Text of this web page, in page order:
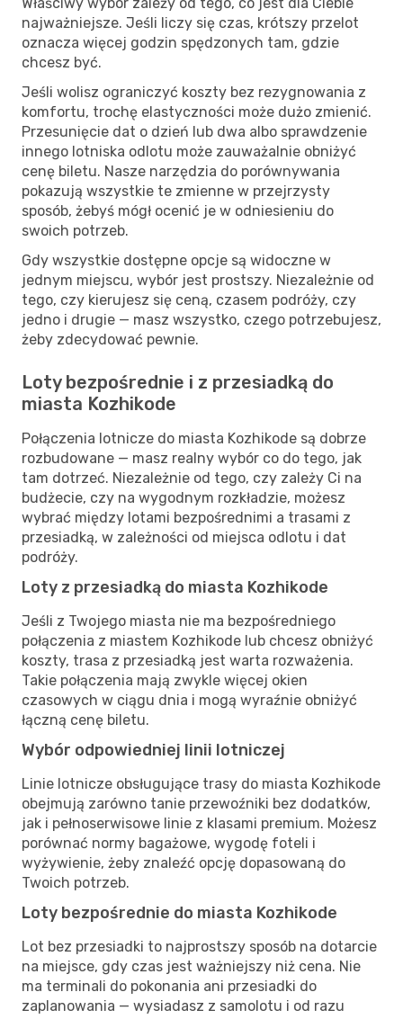
najważniejsze. Jeśli liczy się czas, krótszy przelot
oznacza więcej godzin spędzonych tam, gdzie
chcesz być.
Jeśli wolisz ograniczyć koszty bez rezygnowania z
komfortu, trochę elastyczności może dużo zmienić.
Przesunięcie dat o dzień lub dwa albo sprawdzenie
innego lotniska odlotu może zauważalnie obniżyć
cenę biletu. Nasze narzędzia do porównywania
pokazują wszystkie te zmienne w przejrzysty
sposób, żebyś mógł ocenić je w odniesieniu do
swoich potrzeb.
Gdy wszystkie dostępne opcje są widoczne w
jednym miejscu, wybór jest prostszy. Niezależnie od
tego, czy kierujesz się ceną, czasem podróży, czy
jedno i drugie — masz wszystko, czego potrzebujesz,
żeby zdecydować pewnie.
Loty bezpośrednie i z przesiadką do
miasta Kozhikode
Połączenia lotnicze do miasta Kozhikode są dobrze
rozbudowane — masz realny wybór co do tego, jak
tam dotrzeć. Niezależnie od tego, czy zależy Ci na
budżecie, czy na wygodnym rozkładzie, możesz
wybrać między lotami bezpośrednimi a trasami z
przesiadką, w zależności od miejsca odlotu i dat
podróży.
Loty z przesiadką do miasta Kozhikode
Jeśli z Twojego miasta nie ma bezpośredniego
połączenia z miastem Kozhikode lub chcesz obniżyć
koszty, trasa z przesiadką jest warta rozważenia.
Takie połączenia mają zwykle więcej okien
czasowych w ciągu dnia i mogą wyraźnie obniżyć
łączną cenę biletu.
Wybór odpowiedniej linii lotniczej
Linie lotnicze obsługujące trasy do miasta Kozhikode
obejmują zarówno tanie przewoźniki bez dodatków,
jak i pełnoserwisowe linie z klasami premium. Możesz
porównać normy bagażowe, wygodę foteli i
wyżywienie, żeby znaleźć opcję dopasowaną do
Twoich potrzeb.
Loty bezpośrednie do miasta Kozhikode
Lot bez przesiadki to najprostszy sposób na dotarcie
na miejsce, gdy czas jest ważniejszy niż cena. Nie
ma terminali do pokonania ani przesiadki do
zaplanowania — wysiadasz z samolotu i od razu